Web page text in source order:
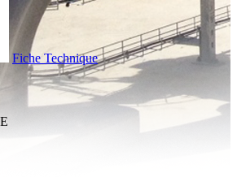
Fiche Technique